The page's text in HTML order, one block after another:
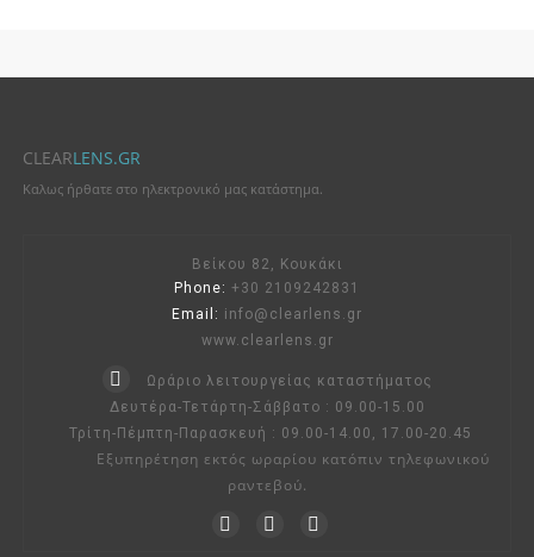
CLEARLENS.GR
Καλως ήρθατε στο ηλεκτρονικό μας κατάστημα.
Βείκου 82, Κουκάκι
Phone: +30 2109242831
Email: info@clearlens.gr
www.clearlens.gr
Ωράριο λειτουργείας καταστήματος
Δευτέρα-Τετάρτη-Σάββατο : 09.00-15.00
Τρίτη-Πέμπτη-Παρασκευή : 09.00-14.00, 17.00-20.45
Εξυπηρέτηση εκτός ωραρίου κατόπιν τηλεφωνικού
ραντεβού.